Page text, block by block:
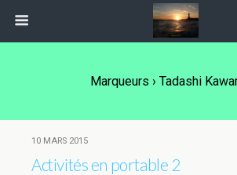
Marqueurs › Tadashi
10 MARS 2015
Activités en portable 2